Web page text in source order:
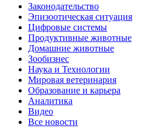
Законодательство
Эпизоотическая ситуация
Цифровые системы
Продуктивные животные
Домашние животные
Зообизнес
Наука и Технологии
Мировая ветеринария
Образование и карьера
Аналитика
Видео
Все новости